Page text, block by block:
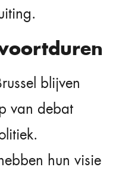
blijven
van debat
hun visie